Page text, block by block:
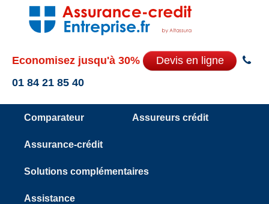
Economisez jusqu'à 30%
Devis en ligne
01 84 21 85 40
Comparateur Assureurs crédit
Assurance-crédit
Solutions complémentaires
Assistance